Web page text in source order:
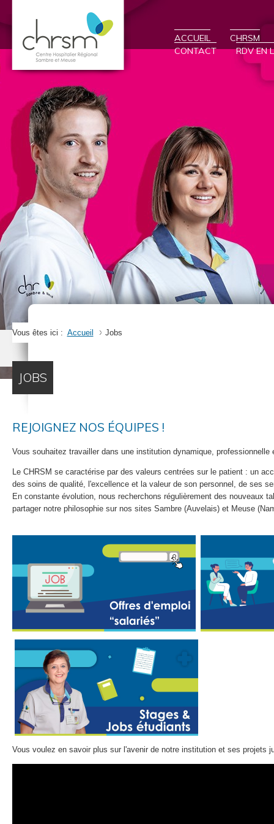
ACCUEIL
CHRSM
CONTACT
RDV EN
Vous êtes ici : Accueil Jobs
JOBS
REJOIGNEZ NOS ÉQUIPES !
Vous souhaitez travailler dans une institution dynamique, professionnelle
Le CHRSM se caractérise par des valeurs centrées sur le patient : un
des soins de qualité, l'excellence et la valeur de son personnel, de ses
En constante évolution, nous recherchons régulièrement des nouveaux
partager notre philosophie sur nos sites Sambre (Auvelais) et Meuse
Vous voulez en savoir plus sur l'avenir de notre institution et ses projets